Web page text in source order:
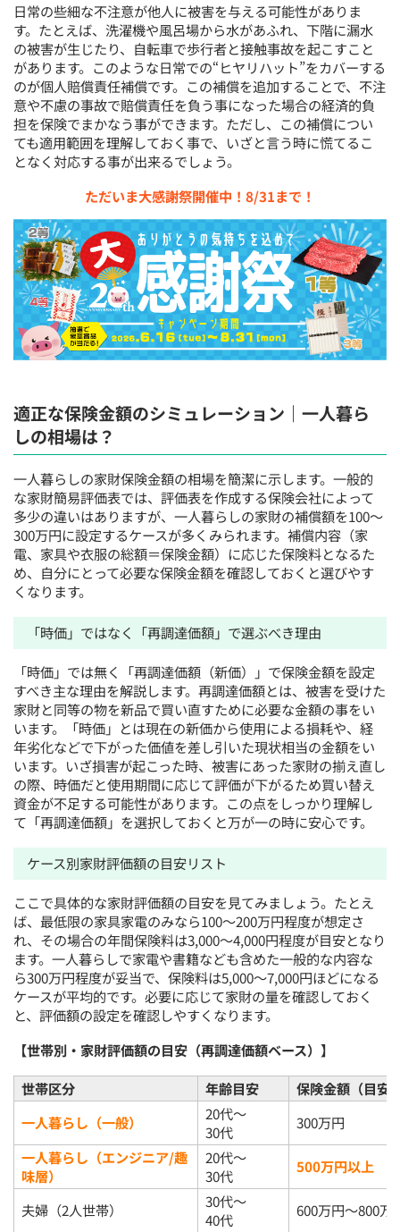
日常の些細な不注意が他人に被害を与える可能性がありま
す。たとえば、洗濯機や風呂場から水があふれ、下階に漏水
の被害が生じたり、自転車で歩行者と接触事故を起こすこと
があります。このような日常での“ヒヤリハット”をカバーする
のが個人賠償責任補償です。この補償を追加することで、不注
意や不慮の事故で賠償責任を負う事になった場合の経済的負
担を保険でまかなう事ができます。ただし、この補償につい
ても適用範囲を理解しておく事で、いざと言う時に慌てるこ
となく対応する事が出来るでしょう。
ただいま大感謝祭開催中！8/31まで！
適正な保険金額のシミュレーション｜一人暮ら
しの相場は？
一人暮らしの家財保険金額の相場を簡潔に示します。一般的
な家財簡易評価表では、評価表を作成する保険会社によって
多少の違いはありますが、一人暮らしの家財の補償額を100〜
300万円に設定するケースが多くみられます。補償内容（家
電、家具や衣服の総額＝保険金額）に応じた保険料となるた
め、自分にとって必要な保険金額を確認しておくと選びやす
くなります。
「時価」ではなく「再調達価額」で選ぶべき理由
「時価」では無く「再調達価額（新価）」で保険金額を設定
すべき主な理由を解説します。再調達価額とは、被害を受けた
家財と同等の物を新品で買い直すために必要な金額の事をい
います。「時価」とは現在の新価から使用による損耗や、経
年劣化などで下がった価値を差し引いた現状相当の金額をい
います。いざ損害が起こった時、被害にあった家財の揃え直し
の際、時価だと使用期間に応じて評価が下がるため買い替え
資金が不足する可能性があります。この点をしっかり理解し
て「再調達価額」を選択しておくと万が一の時に安心です。
ケース別家財評価額の目安リスト
ここで具体的な家財評価額の目安を見てみましょう。たとえ
ば、最低限の家具家電のみなら100〜200万円程度が想定さ
れ、その場合の年間保険料は3,000〜4,000円程度が目安となり
ます。一人暮らしで家電や書籍なども含めた一般的な内容な
ら300万円程度が妥当で、保険料は5,000〜7,000円ほどになる
ケースが平均的です。必要に応じて家財の量を確認しておく
と、評価額の設定を確認しやすくなります。
【世帯別・家財評価額の目安（再調達価額ベース）】
世帯区分
年齢目安
保険金額（目安
一人暮らし（一般）
20代〜
30代
300万円
一人暮らし（エンジニア/趣
味層）
20代〜
30代
500万円以上
夫婦（2人世帯）
30代〜
40代
600万円〜800万